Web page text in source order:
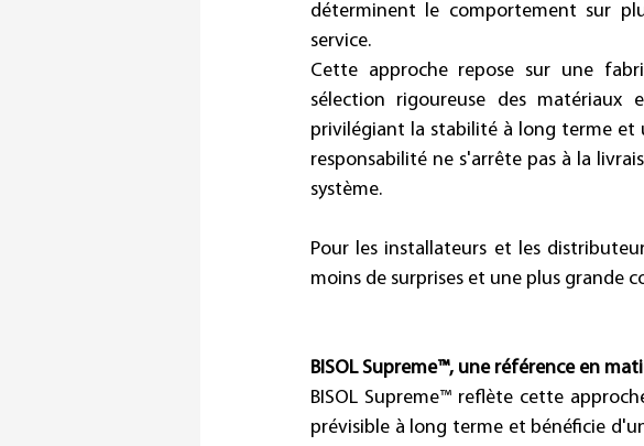
déterminent le comportement sur
service.
Cette approche repose sur une
sélection rigoureuse des
privilégiant la stabilité à long terme
responsabilité ne s'arrête pas à la
système.
Pour les installateurs et les
moins de surprises et une plus grande
BISOL Supreme™, une référence en
BISOL Supreme™ reflète cette
prévisible à long terme et bénéficie